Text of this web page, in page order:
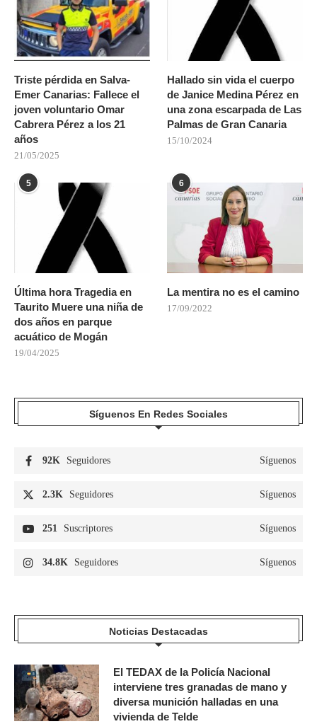
Triste pérdida en Salva-
Emer Canarias: Fallece el
joven voluntario Omar
Cabrera Pérez a los 21
años
21/05/2025
Hallado sin vida el cuerpo
de Janice Medina Pérez en
una zona escarpada de Las
Palmas de Gran Canaria
15/10/2024
5
Última hora Tragedia en
Taurito Muere una niña de
dos años en parque
acuático de Mogán
19/04/2025
6
La mentira no es el camino
17/09/2022
Síguenos En Redes Sociales
92K Seguidores Síguenos
2.3K Seguidores Síguenos
251 Suscriptores Síguenos
34.8K Seguidores Síguenos
Noticias Destacadas
El TEDAX de la Policía Nacional
interviene tres granadas de mano y
diversa munición halladas en una
vivienda de Telde